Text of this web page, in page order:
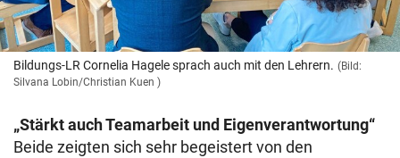
Bildungs-LR Cornelia Hagele sprach auch mit den Lehrern. (Bild:
Silvana Lobin/Christian Kuen )
„Stärkt auch Teamarbeit und Eigenverantwortung“
Beide zeigten sich sehr begeistert von den